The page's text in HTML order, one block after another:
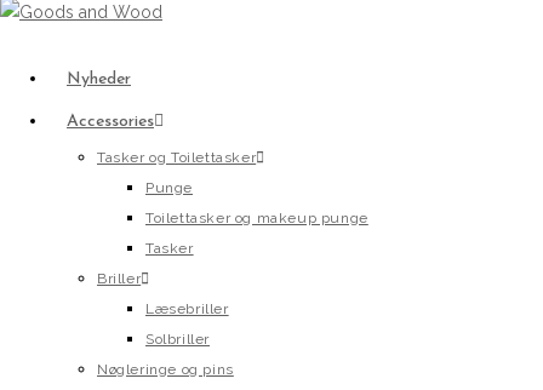
Nyheder
Accessories
Tasker og Toilettasker
Punge
Toilettasker og makeup punge
Tasker
Briller
Læsebriller
Solbriller
Nøgleringe og pins